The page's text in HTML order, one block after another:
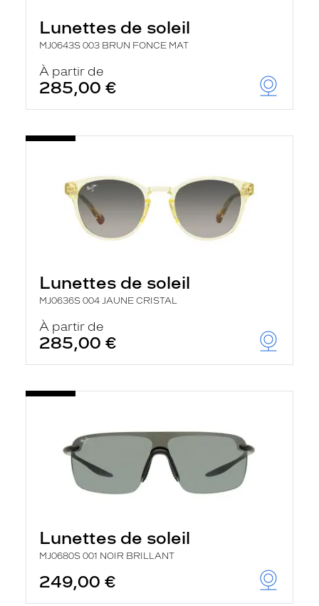
Lunettes de soleil
MJ0643S 003 BRUN FONCE MAT
À partir de
285,00 €
Lunettes de soleil
MJ0636S 004 JAUNE CRISTAL
À partir de
285,00 €
Lunettes de soleil
MJ0680S 001 NOIR BRILLANT
249,00 €